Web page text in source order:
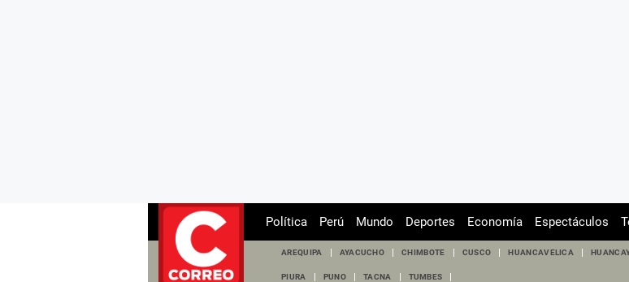
Política Perú Mundo Deportes Economía Espectáculos
AREQUIPA AYACUCHO CHIMBOTE CUSCO HUANCAVELICA
PIURA PUNO TACNA TUMBES